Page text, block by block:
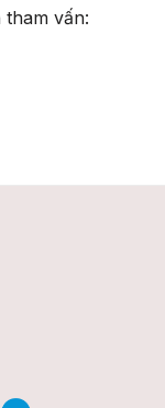
vấn: